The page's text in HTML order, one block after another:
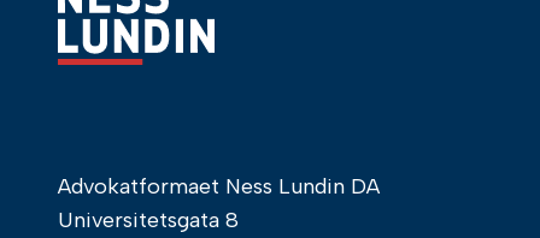
Advokatformaet Ness Lundin DA
Universitetsgata 8